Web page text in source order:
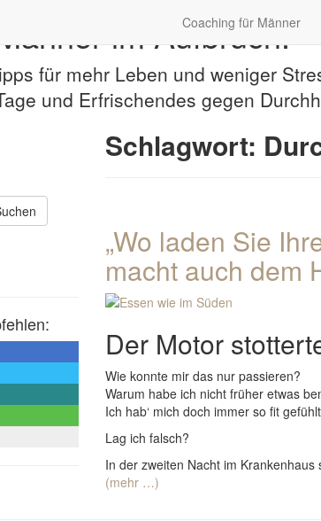
Coaching für Männer
im Aufbruch.
für mehr Leben und weniger
und Erfrischendes gegen
Schlagwort:
„Wo laden Sie
macht auch dem
Der Motor
Wie konnte mir das nur passieren?
Warum habe ich nicht früher etwas
Ich hab‘ mich doch immer so fit
Lag ich falsch?
In der zweiten Nacht im
(mehr …)